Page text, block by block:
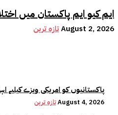
ایم کیو ایم پاکستان میں
تازہ ترینAugust 2, 2026
پاکستانیوں کو امریکی ویزے کیلیے
تازہ ترینAugust 4, 2026